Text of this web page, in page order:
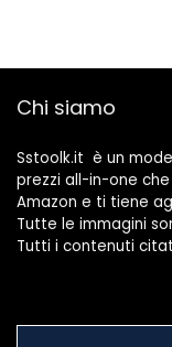
Chi siamo
Sstoolk.it è un
prezzi all-in-one
Amazon e ti tiene
Tutte le immagini
Tutti i contenuti